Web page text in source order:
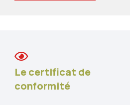
Le certificat de
conformité